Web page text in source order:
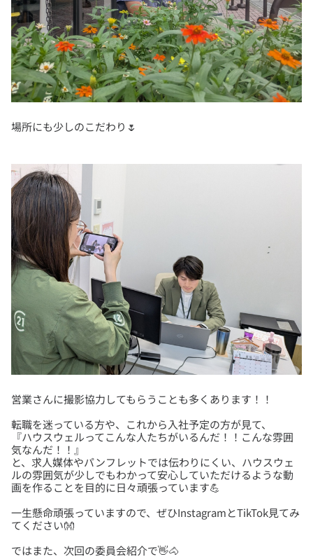
転職を迷っている方や、これから入社予定の方が見て、
『ハウスウェルってこんな人たちがいるんだ！！こんな雰囲
気なんだ！！』
と、求人媒体やパンフレットでは伝わりにくい、ハウスウェ
ルの雰囲気が少しでもわかって安心していただけるような動
一生懸命頑張っていますので、ぜひInstagramとTikTok見てみ
ではまた、次回の委員会紹介で👋🐴